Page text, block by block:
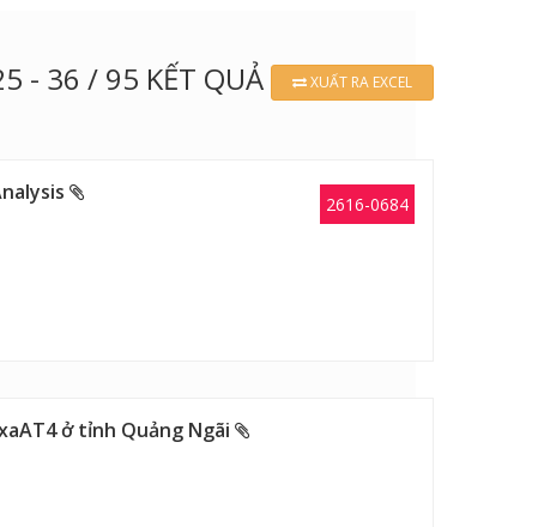
- 36 / 95 KẾT QUẢ XUẤT RA EXCEL
2616-0684
ở tỉnh Quảng Ngãi